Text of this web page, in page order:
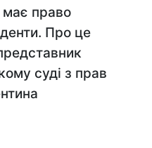
має право
Про це
суді з прав